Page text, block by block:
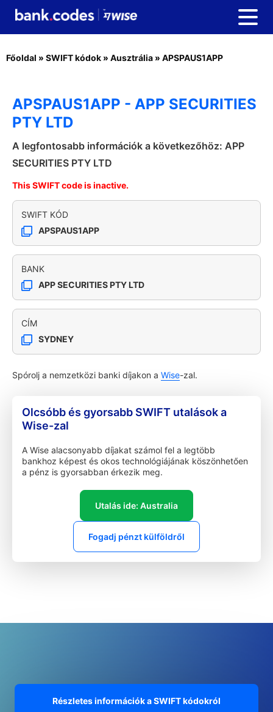
Főoldal » SWIFT kódok » Ausztrália » APSPAUS1APP
APSPAUS1APP - APP SECURITIES
PTY LTD
A legfontosabb információk a következőhöz: APP
SECURITIES PTY LTD
This SWIFT code is inactive.
SWIFT KÓD
APSPAUS1APP
BANK
APP SECURITIES PTY LTD
CÍM
SYDNEY
Spórolj a nemzetközi banki díjakon a Wise-zal.
Olcsóbb és gyorsabb SWIFT utalások a
Wise-zal
A Wise alacsonyabb díjakat számol fel a legtöbb
bankhoz képest és okos technológiájának köszönhetően
a pénz is gyorsabban érkezik meg.
Utalás ide: Australia
Fogadj pénzt külföldről
Részletes információk a SWIFT kódokról